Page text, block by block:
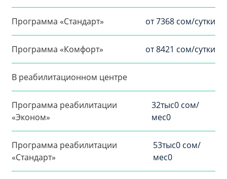
Программа «Стандарт» от 7368 сом/сутки
Программа «Комфорт» от 8421 сом/сутки
В реабилитационном центре
Программа реабилитации
«Эконом»
32тыс0 сом/
мес0
Программа реабилитации
«Стандарт»
53тыс0 сом/
мес0